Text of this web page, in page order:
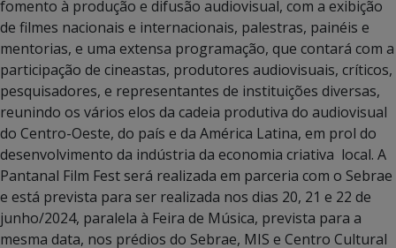
fomento à produção e difusão audiovisual, com a exibição
de filmes nacionais e internacionais, palestras, painéis e
mentorias, e uma extensa programação, que contará com a
participação de cineastas, produtores audiovisuais, críticos,
pesquisadores, e representantes de instituições diversas,
reunindo os vários elos da cadeia produtiva do audiovisual
do Centro-Oeste, do país e da América Latina, em prol do
desenvolvimento da indústria da economia criativa local. A
Pantanal Film Fest será realizada em parceria com o Sebrae
e está prevista para ser realizada nos dias 20, 21 e 22 de
junho/2024, paralela à Feira de Música, prevista para a
mesma data, nos prédios do Sebrae, MIS e Centro Cultural